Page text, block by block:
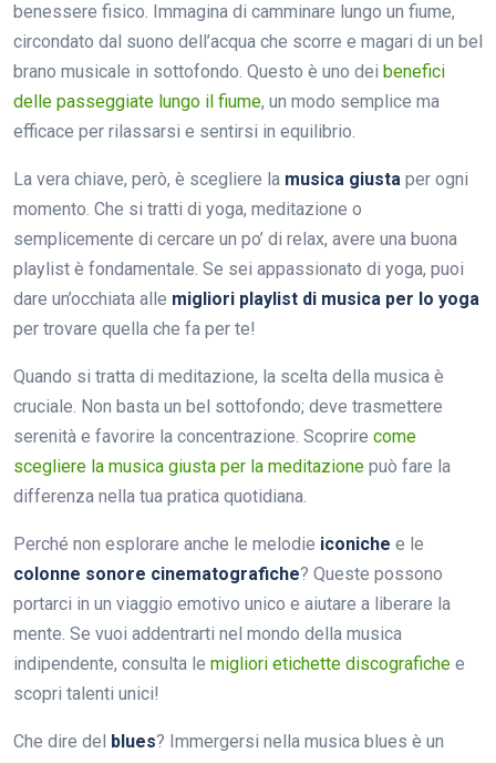
benessere fisico. Immagina di camminare lungo un fiume,
circondato dal suono dell’acqua che scorre e magari di un bel
brano musicale in sottofondo. Questo è uno dei benefici
delle passeggiate lungo il fiume, un modo semplice ma
efficace per rilassarsi e sentirsi in equilibrio.
La vera chiave, però, è scegliere la musica giusta per ogni
momento. Che si tratti di yoga, meditazione o
semplicemente di cercare un po’ di relax, avere una buona
playlist è fondamentale. Se sei appassionato di yoga, puoi
dare un’occhiata alle migliori playlist di musica per lo yoga
per trovare quella che fa per te!
Quando si tratta di meditazione, la scelta della musica è
cruciale. Non basta un bel sottofondo; deve trasmettere
serenità e favorire la concentrazione. Scoprire come
scegliere la musica giusta per la meditazione può fare la
differenza nella tua pratica quotidiana.
Perché non esplorare anche le melodie iconiche e le
colonne sonore cinematografiche? Queste possono
portarci in un viaggio emotivo unico e aiutare a liberare la
mente. Se vuoi addentrarti nel mondo della musica
indipendente, consulta le migliori etichette discografiche e
scopri talenti unici!
Che dire del blues? Immergersi nella musica blues è un